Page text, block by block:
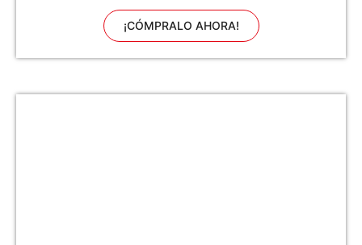
¡CÓMPRALO AHORA!